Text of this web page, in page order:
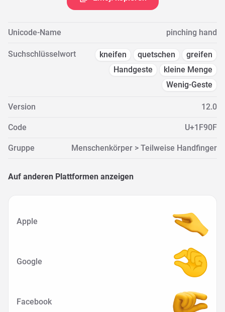
Unicode-Name pinching hand
Suchschlüsselwort kneifen quetschen
greifen
Handgeste
kleine Menge
Wenig-Geste
Version 12.0
Code U+1F90F
Gruppe Menschenkörper > Teilweise Handfinger
Auf anderen Plattformen anzeigen
Apple
Google
Facebook